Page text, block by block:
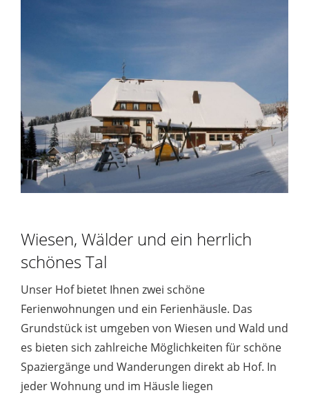
Wiesen, Wälder und ein herrlich
schönes Tal
Unser Hof bietet Ihnen zwei schöne
Ferienwohnungen und ein Ferienhäusle. Das
Grundstück ist umgeben von Wiesen und Wald und
es bieten sich zahlreiche Möglichkeiten für schöne
Spaziergänge und Wanderungen direkt ab Hof. In
jeder Wohnung und im Häusle liegen